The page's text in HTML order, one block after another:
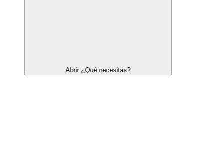
Abrir ¿Qué necesitas?